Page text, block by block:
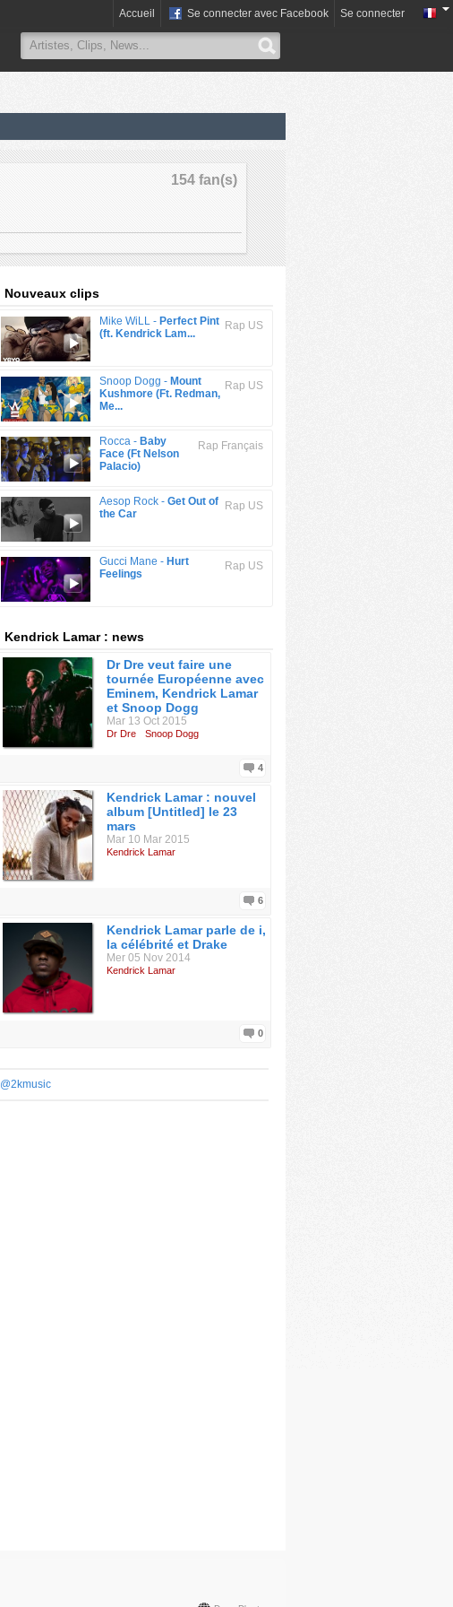
Accueil Se connecter avec Facebook Se connecter
154 fan(s)
Nouveaux clips
Rap US
Mike WiLL - Perfect Pint
(ft. Kendrick Lam...
Rap US
Snoop Dogg - Mount
Kushmore (Ft. Redman,
Me...
Rap Français
Rocca - Baby
Face (Ft Nelson
Palacio)
Rap US
Aesop Rock - Get Out of
the Car
Rap US
Gucci Mane - Hurt
Feelings
Kendrick Lamar : news
Dr Dre veut faire une
tournée Européenne avec
Eminem, Kendrick Lamar
et Snoop Dogg
Mar 13 Oct 2015
Dr Dre Snoop Dogg
4
Kendrick Lamar : nouvel
album [Untitled] le 23
mars
Mar 10 Mar 2015
Kendrick Lamar
6
Kendrick Lamar parle de i,
la célébrité et Drake
Mer 05 Nov 2014
Kendrick Lamar
0
@2kmusic